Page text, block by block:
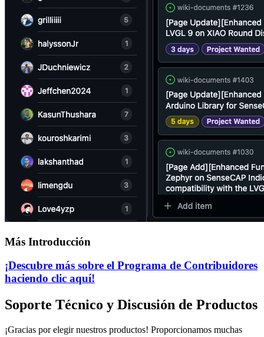
Más Introducción
¡Descubre más sobre el Programa de Contribuidores
haciendo clic aquí!
Soporte Técnico y Discusión de Productos
¡Gracias por elegir nuestros productos! Proporcionamos muchas